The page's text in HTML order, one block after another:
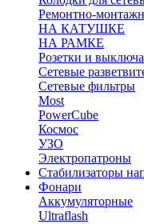
Ремонтно-
НА КАТУШКЕ
НА РАМКЕ
Розетки и
Сетевые
Сетевые фильтры
Most
PowerCube
Космос
УЗО
Электропатроны
Стабилизаторы
Фонари
Аккумуляторные
Ultraflash